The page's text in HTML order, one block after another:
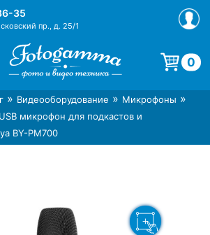
35
пр., д. 25/1
Интернет-магазин фототехники
Foto-Gamma в СПб
Магазин фотоаксессуаров foto-
gamma.ru
0
Корзина пуста.
» Видеооборудование » Микрофоны »
микрофон для подкастов и
BY-PM700